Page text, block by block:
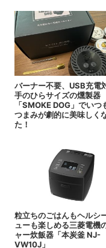
バーナー不要、USB充電
手のひらサイズの燻製器
「SMOKE DOG」でいつ
つまみが劇的に美味しく
た！
粒立ちのごはんもヘルシ
ューも楽しめる三菱電機
ャー炊飯器「本炭釜 NJ-
VW10J」